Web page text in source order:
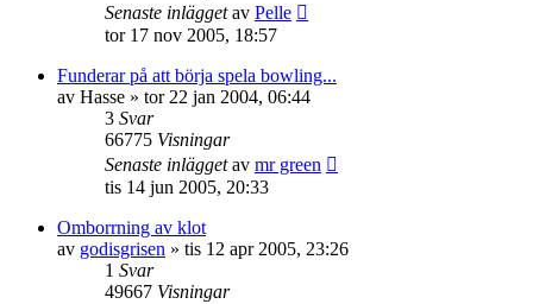
Senaste inläggetav Pelle
tor 17 nov 2005, 18:57
Funderar på att börja spela bowling...
av Hasse » tor 22 jan 2004, 06:44
3 Svar
66775 Visningar
Senaste inläggetav mr green
tis 14 jun 2005, 20:33
Omborrning av klot
av godisgrisen » tis 12 apr 2005, 23:26
1 Svar
49667 Visningar